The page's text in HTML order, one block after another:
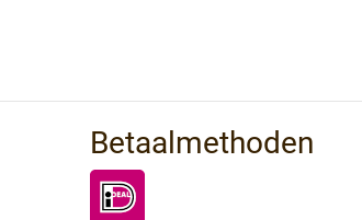
Betaalmethoden